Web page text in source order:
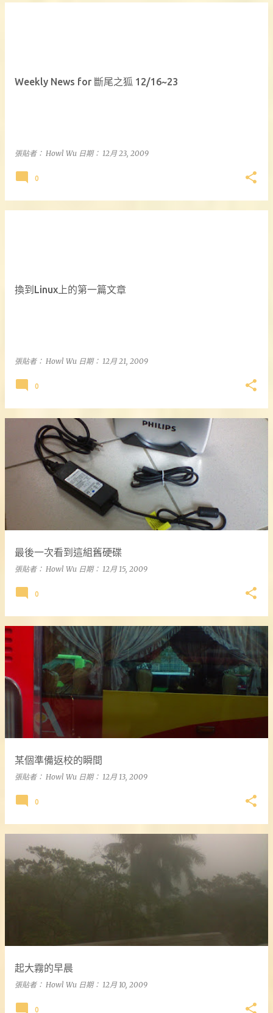
Weekly News for 斷尾之狐 12/16~23
張貼者： Howl Wu 日期： 12月 23, 2009
0
換到Linux上的第一篇文章
張貼者： Howl Wu 日期： 12月 21, 2009
0
最後一次看到這組舊硬碟
張貼者： Howl Wu 日期： 12月 15, 2009
0
某個準備返校的瞬間
張貼者： Howl Wu 日期： 12月 13, 2009
0
起大霧的早晨
張貼者： Howl Wu 日期： 12月 10, 2009
0